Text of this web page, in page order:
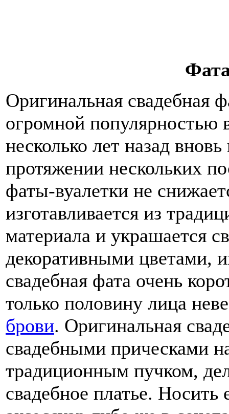
Оригинальная свадебная
огромной популярностью
несколько лет назад
протяжении нескольких
фаты-вуалетки не
изготавливается из
материала и украшается
декоративными цветами,
свадебная фата очень
только половину лица
брови. Оригинальная
свадебными прическами
традиционным пучком,
свадебное платье.